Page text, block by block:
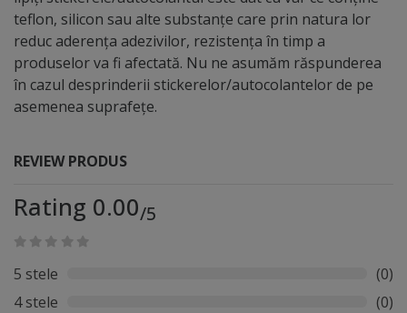
teflon, silicon sau alte substanțe care prin natura lor
reduc aderența adezivilor, rezistența în timp a
produselor va fi afectată. Nu ne asumăm răspunderea
în cazul desprinderii stickerelor/autocolantelor de pe
asemenea suprafețe.
REVIEW PRODUS
Rating 0.00/5
5 stele
(0)
4 stele
(0)